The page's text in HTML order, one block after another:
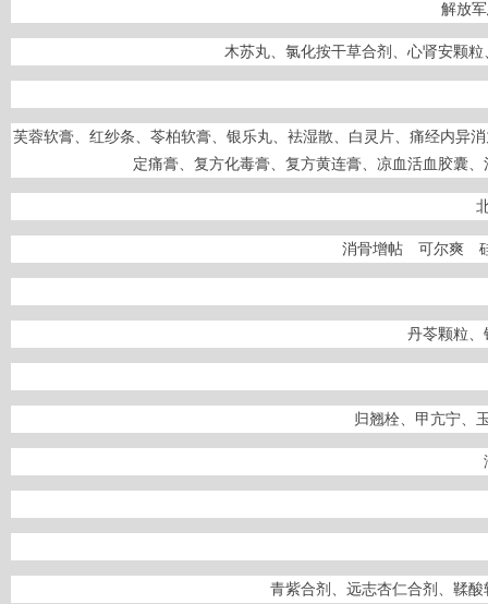
解放
木苏丸、氯化按干草合剂、心肾安颗
芙蓉软膏、红纱条、苓柏软膏、银乐丸、袪湿散、白灵片、痛经内异
定痛膏、复方化毒膏、复方黄连膏、凉血活血胶囊
消骨增帖 可尔爽
丹苓颗粒、
归翘栓、甲亢宁、
青紫合剂、远志杏仁合剂、鞣